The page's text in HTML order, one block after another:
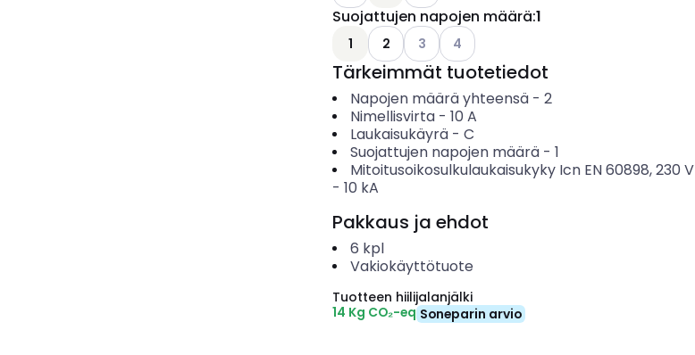
Suojattujen napojen määrä:1
1 2 Katso käytettävissä olevat vaihtoehdot
3 Katso käytettävissä olevat vaihtoehdot
4
Tärkeimmät tuotetiedot
Napojen määrä yhteensä- 2
Nimellisvirta- 10 A
Laukaisukäyrä- C
Suojattujen napojen määrä- 1
Mitoitusoikosulkulaukaisukyky Icn EN 60898, 230 V
- 10 kA
Pakkaus ja ehdot
6 kpl
Vakiokäyttötuote
Tuotteen hiilijalanjälki
14 Kg CO₂-eq Soneparin arvio